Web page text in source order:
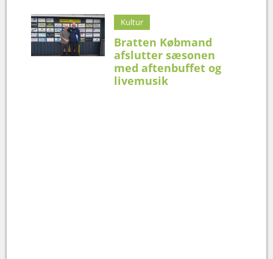
Kultur
Bratten Købmand
afslutter sæsonen
med aftenbuffet og
livemusik